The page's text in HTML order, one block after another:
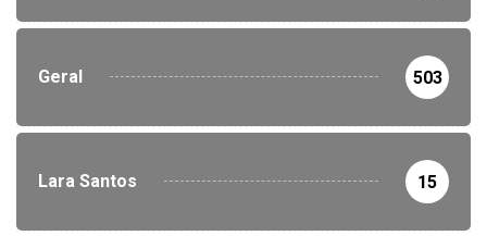
Geral 503
Lara Santos 15